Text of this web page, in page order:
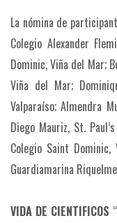
La nómina de
Colegio Alexander
Dominic, Viña del Mar;
Viña del Mar;
Valparaíso; Almendra
Diego Mauriz, St.
Colegio Saint
Guardiamarina
VIDA DE CIENTIFICOS